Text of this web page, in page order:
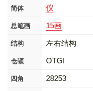
简体 仪
总笔画 15画
结构 左右结构
仓颉 OTGI
四角 28253